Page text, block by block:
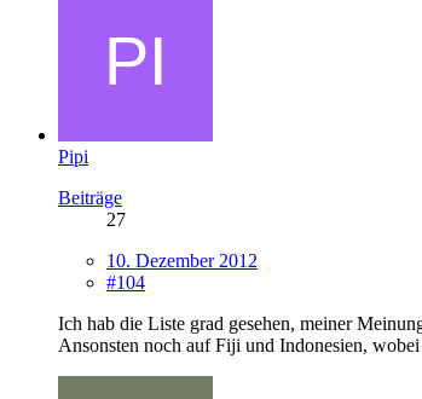
Pipi
Beiträge
27
10. Dezember 2012
#104
Ich hab die Liste grad gesehen, meiner
Ansonsten noch auf Fiji und Indonesien,